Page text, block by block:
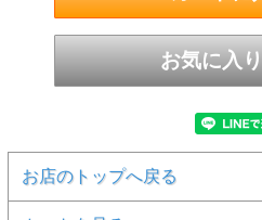
お店のトップへ戻る